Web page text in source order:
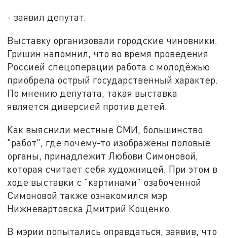
- заявил депутат.
Выставку организовали городские чиновники.
Гришин напомнил, что во время проведения
Россией спецоперации работа с молодёжью
приобрела острый государственный характер.
По мнению депутата, такая выставка
является диверсией против детей.
Как выяснили местные СМИ, большинство
"работ", где почему-то изображены половые
органы, принадлежит Любови Симоновой,
которая считает себя художницей. При этом в
ходе выставки с "картинами" озабоченной
Симоновой также ознакомился мэр
Нижневартовска Дмитрий Кощенко.
В мэрии попытались оправдаться, заявив, что